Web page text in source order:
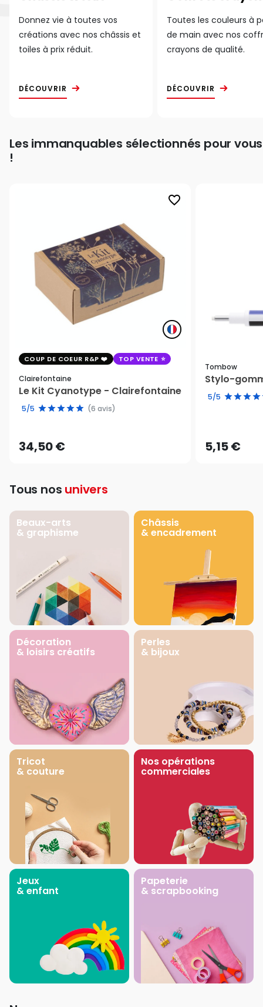
Donnez vie à toutes vos
créations avec nos châssis et
toiles à prix réduit.
DÉCOUVRIR
Toutes les couleurs à
de main avec nos
crayons de qualité.
DÉCOUVRIR
Les immanquables sélectionnés pour vous
!
favorite_border
COUP DE COEUR R&P TOP VENTE
Clairefontaine
Le Kit Cyanotype - Clairefontaine
5/5 (6 avis)
34,50 €
Tombow
Stylo-
5/5
5,15 €
Tous nos univers
Beaux-arts
& graphisme
Châssis
& encadrement
Décoration
& loisirs créatifs
Perles
& bijoux
Tricot
& couture
Nos opérations
commerciales
Jeux
& enfant
Papeterie
& scrapbooking